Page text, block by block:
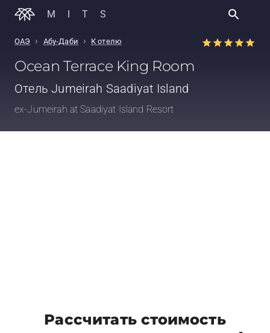
MITS
ОАЭ › Абу-Даби › К отелю
Ocean Terrace King Room
ОтельJumeirah Saadiyat Island
ex-Jumeirah at Saadiyat Island Resort
Рассчитать стоимость